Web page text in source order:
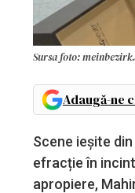
Sursa foto:
Adaugă-ne
Scene ieșite
efracție în
apropiere,